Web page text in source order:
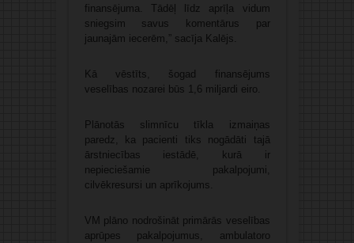
finansējuma. Tādēļ līdz aprīļa vidum
sniegsim savus komentārus par
jaunajām iecerēm,” sacīja Kalējs.
Kā vēstīts, šogad finansējums
veselības nozarei būs 1,6 miljardi eiro.
Plānotās slimnīcu tīkla izmaiņas
paredz, ka pacienti tiks nogādāti tajā
ārstniecības iestādē, kurā ir
nepieciešamie pakalpojumi,
cilvēkresursi un aprīkojums.
VM plāno nodrošināt primārās veselības
aprūpes pakalpojumus, ambulatoro